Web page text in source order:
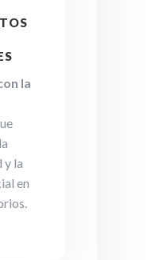
la
y la
en